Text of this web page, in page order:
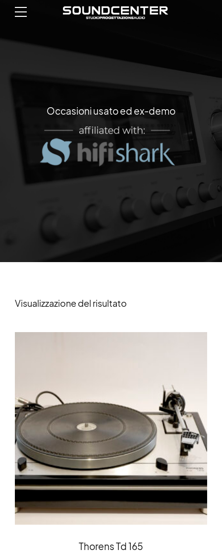
Occasioni usato ed ex-demo
Visualizzazione del risultato
Thorens Td 165